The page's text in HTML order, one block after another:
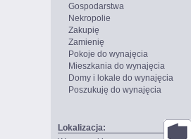
Gospodarstwa
Nekropolie
Zakupię
Zamienię
Pokoje do wynajęcia
Mieszkania do wynajęcia
Domy i lokale do wynajęcia
Poszukuję do wynajęcia
Lokalizacja: